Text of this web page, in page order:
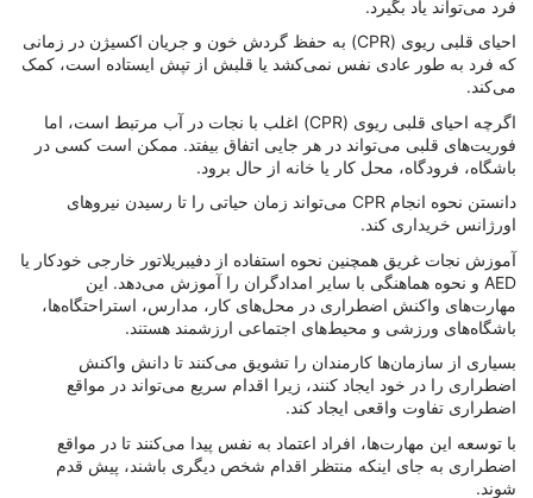
فرد می‌تواند یاد بگیرد.
احیای قلبی ریوی (CPR) به حفظ گردش خون و جریان اکسیژن در زمانی
که فرد به طور عادی نفس نمی‌کشد یا قلبش از تپش ایستاده است، کمک
می‌کند.
اگرچه احیای قلبی ریوی (CPR) اغلب با نجات در آب مرتبط است، اما
فوریت‌های قلبی می‌تواند در هر جایی اتفاق بیفتد. ممکن است کسی در
باشگاه، فرودگاه، محل کار یا خانه از حال برود.
دانستن نحوه انجام CPR می‌تواند زمان حیاتی را تا رسیدن نیروهای
اورژانس خریداری کند.
آموزش نجات غریق همچنین نحوه استفاده از دفیبریلاتور خارجی خودکار یا
AED و نحوه هماهنگی با سایر امدادگران را آموزش می‌دهد. این
مهارت‌های واکنش اضطراری در محل‌های کار، مدارس، استراحتگاه‌ها،
باشگاه‌های ورزشی و محیط‌های اجتماعی ارزشمند هستند.
بسیاری از سازمان‌ها کارمندان را تشویق می‌کنند تا دانش واکنش
اضطراری را در خود ایجاد کنند، زیرا اقدام سریع می‌تواند در مواقع
اضطراری تفاوت واقعی ایجاد کند.
با توسعه این مهارت‌ها، افراد اعتماد به نفس پیدا می‌کنند تا در مواقع
اضطراری به جای اینکه منتظر اقدام شخص دیگری باشند، پیش قدم
شوند.